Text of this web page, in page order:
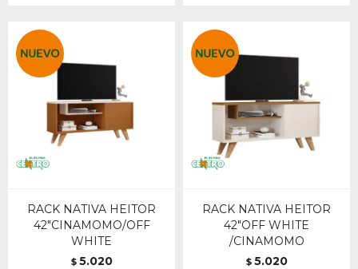
RACK NATIVA HEITOR
42"CINAMOMO/OFF
WHITE
$ 5.020
RACK NATIVA HEITOR
42"OFF WHITE
/CINAMOMO
$ 5.020